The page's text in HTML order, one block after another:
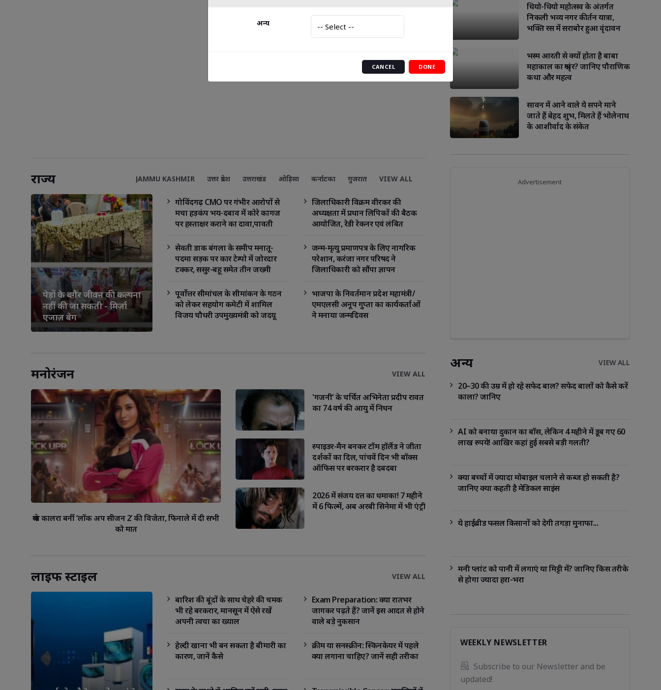
राज्य JAMMU KASHMIR उत्तर प्रदेश उत्तराखंड ओड़िसा कर्नाटका गुजरात VIEW ALL
पेड़ों के बग़ैर जीवन की कल्पना
नहीं की जा सकती - मिर्ज़ा
एजाज़ बेग
गोविंदगढ़ CMO पर गंभीर आरोपों से
मचा हड़कंप भय-दबाव में कोरे कागज
पर हस्ताक्षर कराने का दावा,पावती
सेवती डाक बंगला के समीप मनातू-
पदमा सड़क पर कार टेम्पो में जोरदार
टक्कर, ससुर-बहू समेत तीन जख्मी
पूर्वोत्तर सीमांचल के सीमांकन के गठन
को लेकर सहयोग कमेटी में शामिल
विजय चौधरी उपमुख्यमंत्री को जदयू
जिलाधिकारी विक्रम वीरकर की
अध्यक्षता में प्रधान लिपिकों की बैठक
आयोजित, रेडी रेकनर एवं लंबित
जन्म-मृत्यु प्रमाणपत्र के लिए नागरिक
परेशान, करंजा नगर परिषद ने
जिलाधिकारी को सौंपा ज्ञापन
भाजपा के निवर्तमान प्रदेश महामंत्री/
एमएलसी अनूप गुप्ता का कार्यकर्ताओं
ने मनाया जन्मदिवस
मनोरंजन VIEW ALL
श्रेया कालरा बनीं ‘लॉक अप सीजन 2’ की विजेता, फिनाले में दी सभी
को मात
'गजनी' के चर्चित अभिनेता प्रदीप रावत
का 74 वर्ष की आयु में निधन
स्पाइडर-मैन बनकर टॉम हॉलैंड ने जीता
दर्शकों का दिल, पांचवें दिन भी बॉक्स
ऑफिस पर बरकरार है दबदबा
2026 में संजय दत्त का धमाका! 7 महीने
में 6 फिल्में, अब अरबी सिनेमा में भी एंट्री
लाइफ स्‍टाइल VIEW ALL
बारिश की बूंदों के साथ चेहरे की चमक
भी रहे बरकरार, मानसून में ऐसे रखें
अपनी त्वचा का ख्याल
हेल्दी खाना भी बन सकता है बीमारी का
कारण, जानें कैसे
Exam Preparation: क्या रातभर
जागकर पढ़ते हैं? जानें इस आदत से होने
वाले बड़े नुकसान
क्रीम या सनस्क्रीन: स्किनकेयर में पहले
क्या लगाना चाहिए? जानें सही तरीका
धियो-धियो महोत्सव के अंतर्गत
निकली भव्य नगर कीर्तन यात्रा,
भक्ति रस में सराबोर हुआ वृंदावन
भस्म आरती से क्यों होता है बाबा
महाकाल का श्रृंगार? जानिए पौराणिक
कथा और महत्व
सावन में आने वाले ये सपने माने
जाते हैं बेहद शुभ, मिलते हैं भोलेनाथ
के आशीर्वाद के संकेत
Advertisement
अन्य VIEW ALL
20–30 की उम्र में हो रहे सफेद बाल? सफेद बालों को कैसे करें
काला? जानिए
AI को बनाया दुकान का बॉस, लेकिन 4 महीने में डूब गए 60
लाख रुपये! आखिर कहां हुई सबसे बड़ी गलती?
क्या बच्चों में ज्यादा मोबाइल चलाने से कब्ज हो सकती है?
जानिए क्या कहती है मेडिकल साइंस
ये हाईब्रीड फसल किसानों को देगी तगड़ा मुनाफा...
मनी प्लांट को पानी में लगाएं या मिट्टी में? जानिए किस तरीके
से होगा ज्यादा हरा-भरा
WEEKLY NEWSLETTER
Subscribe to our Newsletter and be
updated!
अन्य
CANCEL DONE